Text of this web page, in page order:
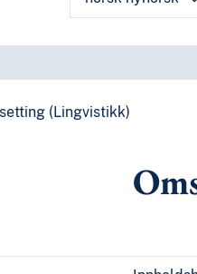
(Lingvistikk)